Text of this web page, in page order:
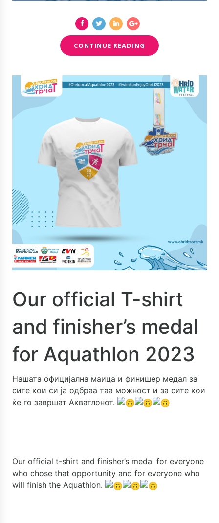
CONTINUE READING
Our official T-shirt
and finisher’s medal
for Aquathlon 2023
Нашата официјална маица и финишер медал за
сите кои си ја одбраа таа можност и за сите кои
ќе го завршат Акватлонот.
Our official t-shirt and finisher’s medal for everyone
who chose that opportunity and for everyone who
will finish the Aquathlon.